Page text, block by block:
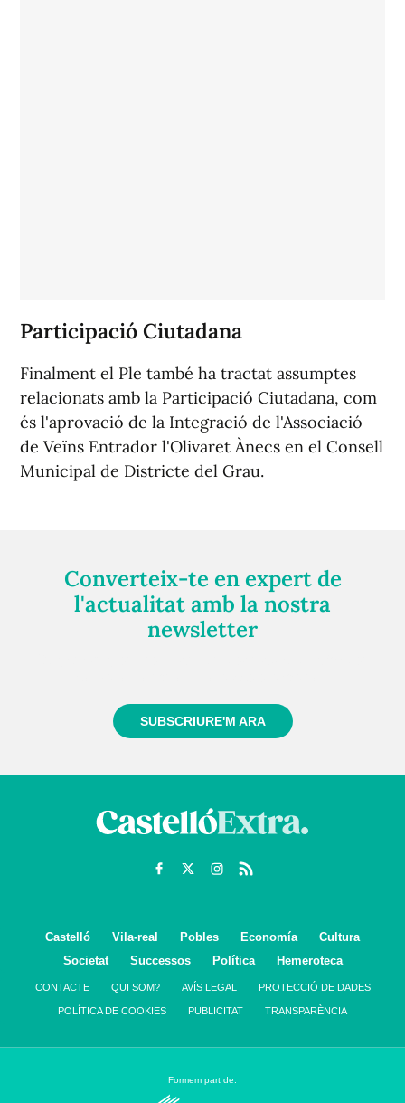
Participació Ciutadana
Finalment el Ple també ha tractat assumptes
relacionats amb la Participació Ciutadana, com
és l'aprovació de la Integració de l'Associació
de Veïns Entrador l'Olivaret Ànecs en el Consell
Municipal de Districte del Grau.
Converteix-te en expert de
l'actualitat amb la nostra
newsletter
SUBSCRIURE'M ARA
Castelló Vila-real Pobles Economía
Cultura
Societat
Successos Política Hemeroteca
CONTACTE QUI SOM? AVÍS LEGAL PROTECCIÓ DE DADES
POLÍTICA DE COOKIES PUBLICITAT TRANSPARÈNCIA
Formem part de: